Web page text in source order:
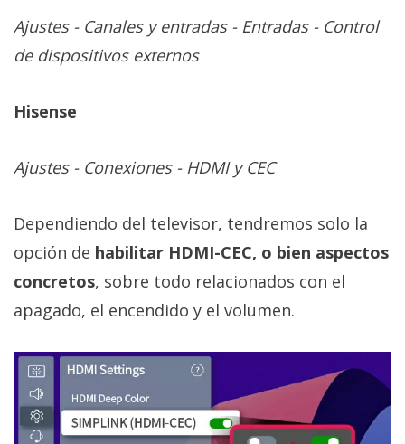
Ajustes - Canales y entradas - Entradas - Control
de dispositivos externos
Hisense
Ajustes - Conexiones - HDMI y CEC
Dependiendo del televisor, tendremos solo la
opción de habilitar HDMI-CEC, o bien aspectos
concretos, sobre todo relacionados con el
apagado, el encendido y el volumen.